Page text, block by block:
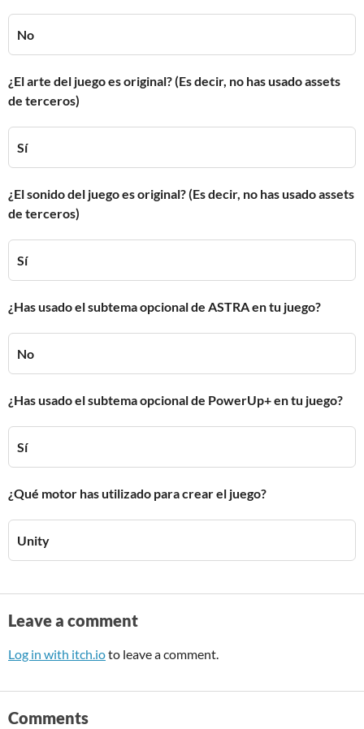
No
¿El arte del juego es original? (Es decir, no has usado assets
de terceros)
Sí
¿El sonido del juego es original? (Es decir, no has usado assets
de terceros)
Sí
¿Has usado el subtema opcional de ASTRA en tu juego?
No
¿Has usado el subtema opcional de PowerUp+ en tu juego?
Sí
¿Qué motor has utilizado para crear el juego?
Unity
Leave a comment
Log in with itch.ioto leave a comment.
Comments